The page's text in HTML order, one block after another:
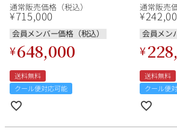
通常販売価格（税込）
¥715,000
会員メンバー価格（税込）
¥648,000
送料無料
クール便対応可能
通常販売
¥
会員メン
¥
送料無料
クール便